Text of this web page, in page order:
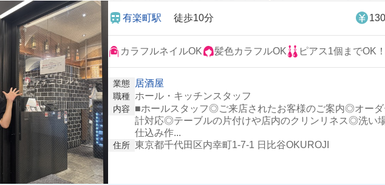
有楽町駅 徒歩10分
カラフルネイルOK 髪色カラフルOK ピアス1個までOK！
業態 居酒屋
職種 ホール・キッチンスタッフ
内容
■ホールスタッフ◎ご来店されたお客様のご案内◎オー
計対応◎テーブルの片付けや店内のクリンリネス◎洗い
仕込み作...
住所 東京都千代田区内幸町1-7-1 日比谷OKUROJI